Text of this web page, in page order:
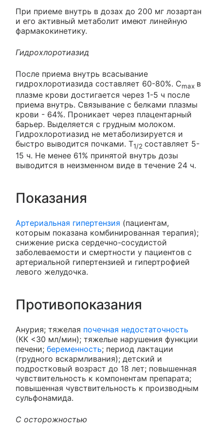
При приеме внутрь в дозах до 200 мг лозартан
и его активный метаболит имеют линейную
фармакокинетику.
Гидрохлоротиазид
После приема внутрь всасывание
гидрохлоротиазида составляет 60-80%. Cmax в
плазме крови достигается через 1-5 ч после
приема внутрь. Связывание с белками плазмы
крови - 64%. Проникает через плацентарный
барьер. Выделяется с грудным молоком.
Гидрохлоротиазид не метаболизируется и
быстро выводится почками. T1/2 составляет 5-
15 ч. Не менее 61% принятой внутрь дозы
выводится в неизменном виде в течение 24 ч.
Показания
Артериальная гипертензия (пациентам,
которым показана комбинированная терапия);
снижение риска сердечно-сосудистой
заболеваемости и смертности у пациентов с
артериальной гипертензией и гипертрофией
левого желудочка.
Противопоказания
Анурия; тяжелая почечная недостаточность
(КК <30 мл/мин); тяжелые нарушения функции
печени; беременность; период лактации
(грудного вскармливания); детский и
подростковый возраст до 18 лет; повышенная
чувствительность к компонентам препарата;
повышенная чувствительность к производным
сульфонамида.
С осторожностью